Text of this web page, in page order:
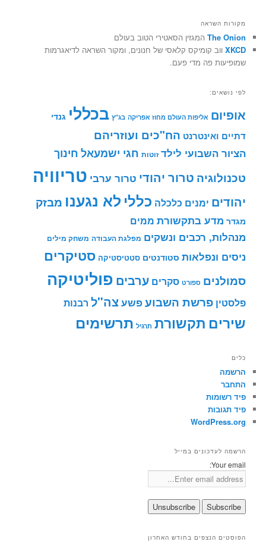
מקורות השראה
The Onion המגזין הסאטירי הטוב בעולם
XKCD ווב קומיקס קלאסי של חנונים, ומקור השראה לדיאגרמות
שמופיעות פה מדי פעם.
לפי נושאים:
אופיום אליפות העולם מחוז אפריקה בג"ץ בכללי גנדי
דתיים ואינטרנט הח"כים ועוזריהם
הציור השבועי לילד זוטות חגי ישמעאל חינוך
טכנולוגיה טרור יהודי טרור ערבי טריוויה
יהודים ימנים כלכלה כללי לא נגענו מבזק
מגדר מדע בתקשורת ממים
מנהלות, רכבים ונשקים מפלגת העבודה משחק מילים
ניסים ונפלאות סטודנטים סטטיסטיקה סטיקרים
סמולנים ספורט סקרים ערבים פוליטיקה
פלסטין פרשת השבועפשעצה"ל רבנות
שירים תקשורת תרגיל תרשימים
כלים
הרשמה
התחבר
פיד רשומות
פיד תגובות
WordPress.org
הרשמה לעדכונים במייל
Your email:
הפוסטים הנצפים בחודש האחרון